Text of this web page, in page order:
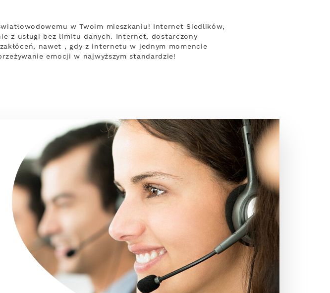
w Twoim mieszkaniu! Internet Siedlików,
z usługi bez limitu danych. Internet, dostarczony
nawet , gdy z internetu w jednym momencie
emocji w najwyższym standardzie!